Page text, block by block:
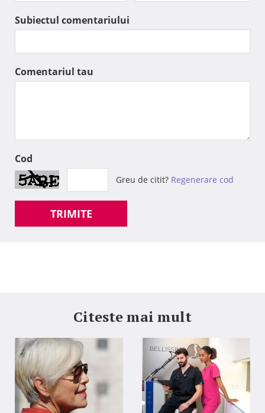
Subiectul comentariului
Comentariul tau
Cod
Greu de citit? Regenerare cod
TRIMITE
Citeste mai mult